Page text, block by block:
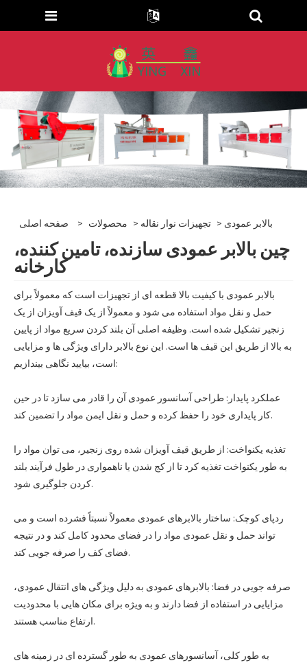
صفحه اصلی > محصولات > تجهیزات نوار نقاله > بالابر عمودی
چین بالابر عمودی سازنده، تامین کننده،
کارخانه
بالابر عمودی با کیفیت بالا قطعه ای از تجهیزات است که معمولاً برای
حمل و نقل مواد استفاده می شود و معمولاً از یک قیف آویزان از یک
زنجیر تشکیل شده است. وظیفه اصلی آن بلند کردن سریع مواد از پایین
به بالا از طریق این قیف ها است. این نوع بالابر دارای ویژگی ها و مزایایی
است، بیایید نگاهی بیندازیم:
عملکرد پایدار: طراحی آسانسور عمودی آن را قادر می سازد تا در حین
کار پایداری خود را حفظ کرده و حمل و نقل ایمن مواد را تضمین کند.
تغذیه یکنواخت: از طریق قیف آویزان شده روی زنجیر، می توان مواد را
به طور یکنواخت تغذیه کرد تا از کج شدن یا ناهمواری در طول فرآیند بلند
کردن جلوگیری شود.
ردپای کوچک: ساختار بالابرهای عمودی معمولاً نسبتاً فشرده است و می
تواند حمل و نقل عمودی مواد را در فضای محدود کامل کند و در نتیجه
فضای کف را صرفه جویی کند.
صرفه جویی در فضا: بالابرهای عمودی به دلیل ویژگی های انتقال عمودی،
مزایایی در استفاده از فضا دارند و به ویژه برای مکان هایی با محدودیت
ارتفاع مناسب هستند.
به طور کلی، آسانسورهای عمودی به طور گسترده ای در زمینه های